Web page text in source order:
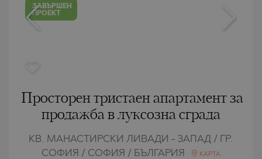
ЗАВЪРШЕН
ПРОЕКТ
Просторен тристаен апартамент за
продажба в луксозна сграда
КВ. МАНАСТИРСКИ ЛИВАДИ - ЗАПАД / ГР.
СОФИЯ / СОФИЯ / БЪЛГАРИЯ
КАРТА